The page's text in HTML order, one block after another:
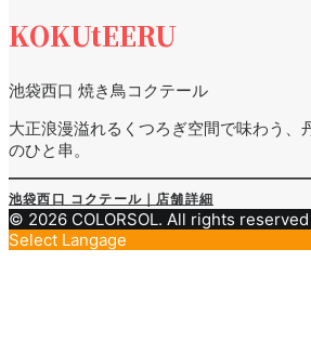
KOKUtEERU
池袋西口 焼き鳥コクテール
大正浪漫溢れるくつろぎ空間で味わう、
のひと串。
池袋西口 コクテール｜店舗詳細
© 2026 COLORSOL. All rights reserved
Select Langage